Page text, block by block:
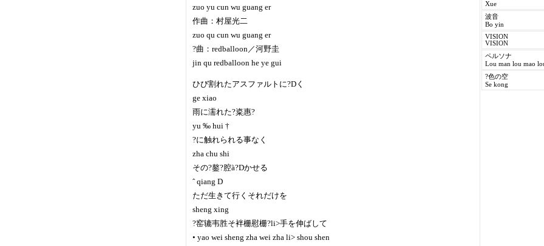
zuo yu cun wu guang er
作曲：村屋光二
zuo qu cun wu guang er
?曲：redballoon／河野圭
jin qu redballoon he ye gui
ひび割れたアスファルトに?Dく
ge xiao
雨に濡れた?粢惠?
yu ‰ hui †
?に触れられる事なく
zha chu shi
その?鏊?腔à?Dかせる
ˆ qiang D
ただ生きて行くそれだけを
sheng xing
?窑辘韦胜そ袢栅慰栅?li>手を伸ばして
• yao wei sheng zha wei zha li> shou shen
Xue
波音
Bo yin
VISION
VISION
ペルソナ
Lou man lou mao
?色の空
Se kong